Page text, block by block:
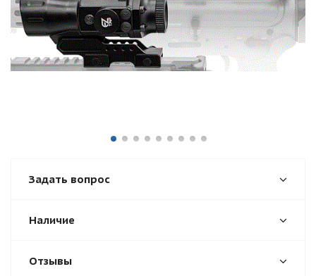
Задать вопрос
Наличие
Отзывы